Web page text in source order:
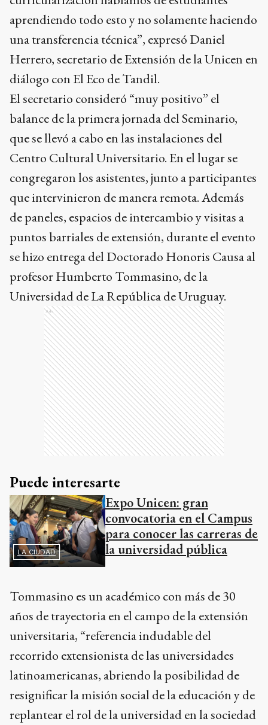
aprendiendo todo esto y no solamente haciendo
una transferencia técnica”, expresó Daniel
Herrero, secretario de Extensión de la Unicen en
diálogo con El Eco de Tandil.
El secretario consideró “muy positivo” el
balance de la primera jornada del Seminario,
que se llevó a cabo en las instalaciones del
Centro Cultural Universitario. En el lugar se
congregaron los asistentes, junto a participantes
que intervinieron de manera remota. Además
de paneles, espacios de intercambio y visitas a
puntos barriales de extensión, durante el evento
se hizo entrega del Doctorado Honoris Causa al
profesor Humberto Tommasino, de la
Universidad de La República de Uruguay.
Ads
Puede interesarte
LA CIUDAD
Expo Unicen: gran
convocatoria en el Campus
para conocer las carreras de
la universidad pública
Tommasino es un académico con más de 30
años de trayectoria en el campo de la extensión
universitaria, “referencia indudable del
recorrido extensionista de las universidades
latinoamericanas, abriendo la posibilidad de
resignificar la misión social de la educación y de
replantear el rol de la universidad en la sociedad